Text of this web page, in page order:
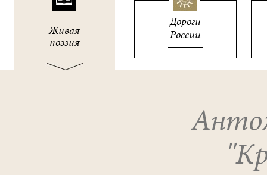
Живая
поэзия
Дороги
России